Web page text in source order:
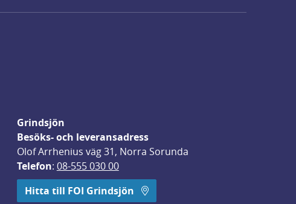
Grindsjön
Besöks- och leveransadress
Olof Arrhenius väg 31, Norra Sorunda
Telefon: 08-555 030 00
Hitta till FOI Grindsjön